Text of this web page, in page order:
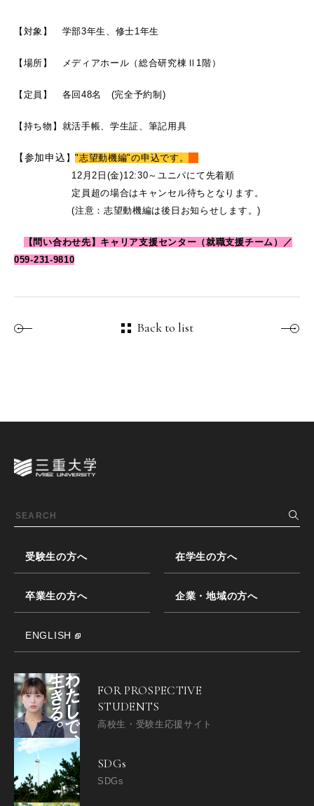
【対象】 学部3年生、修士1年生
【場所】 メディアホール（総合研究棟Ⅱ1階）
【定員】 各回48名 (完全予約制)
【持ち物】就活手帳、学生証、筆記用具
【参加申込 】"志望動機編"の申込です。
12月2日(金)12:30～ユニパにて先着順
定員超の場合はキャンセル待ちとなります。
(注意：志望動機編は後日お知らせします。)
【問い合わせ先】キャリア支援センター（就職支援チーム）／
059-231-9810
Back to list
受験生の方へ 在学生の方へ
卒業生の方へ 企業・地域の方へ
ENGLISH
FOR PROSPECTIVE
STUDENTS
高校生・受験生応援サイト
SDGs
SDGs